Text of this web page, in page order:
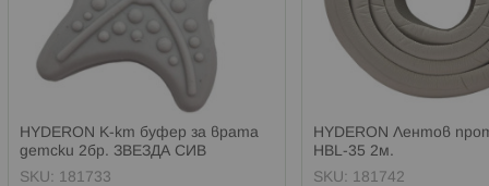
HYDERON К-кт буфер за врата
детски 2бр. ЗВЕЗДА СИВ
SKU: 181733
HYDERON Лентов
HBL-35 2м.
SKU: 181742